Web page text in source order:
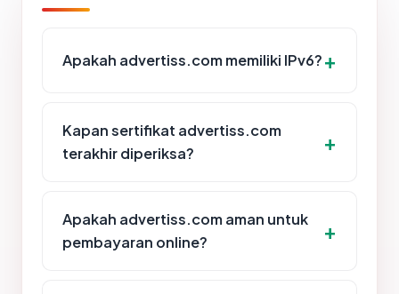
Apakah advertiss.com memiliki IPv6?
Kapan sertifikat advertiss.com
terakhir diperiksa?
Apakah advertiss.com aman untuk
pembayaran online?